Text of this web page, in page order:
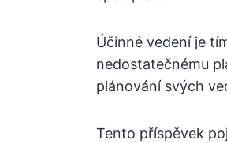
Účinné vedení je
nedostatečnému
plánování svých
Tento příspěvek